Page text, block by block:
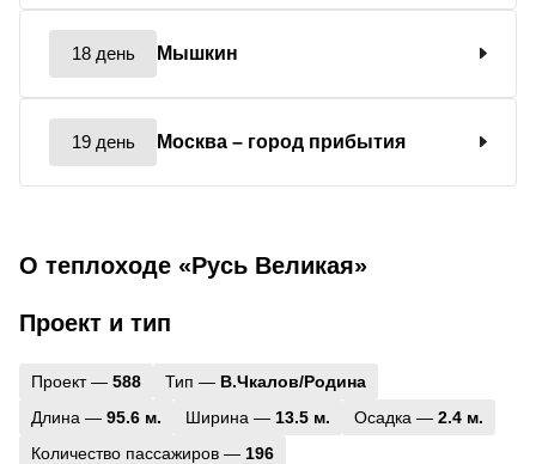
18 день Мышкин
19 день Москва – город прибытия
О теплоходе «Русь Великая»
Проект и тип
Проект — 588 Тип — В.Чкалов/Родина
Длина — 95.6 м. Ширина — 13.5 м. Осадка — 2.4 м.
Количество пассажиров — 196